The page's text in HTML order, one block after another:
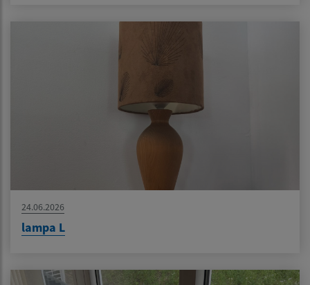
24.06.2026
lampa L